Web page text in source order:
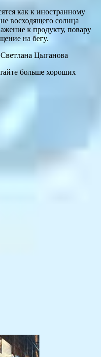
как к иностранному
восходящего солнца
к продукту, повару
на бегу.
Светлана Цыганова
больше хороших